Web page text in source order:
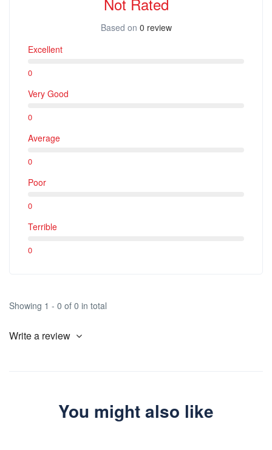
Based on 0 review
Excellent
0
Very Good
0
Average
0
Poor
0
Terrible
0
Showing 1 - 0 of 0 in total
Write a review
You might also like